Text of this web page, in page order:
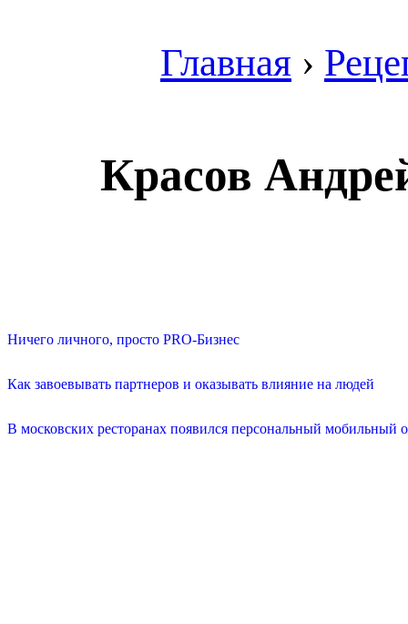
Главная ›
Красов
Ничего личного, просто PRO-Бизнес
Как завоевывать партнеров и оказывать влияние на людей
В московских ресторанах появился персональный мобильный